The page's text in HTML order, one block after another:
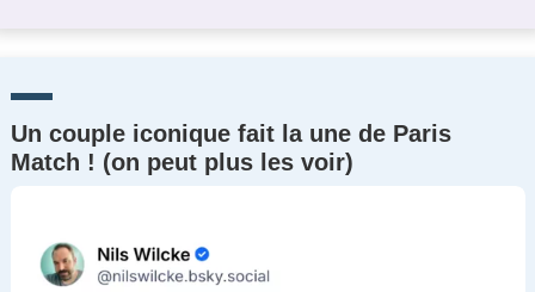
Un couple iconique fait la une de Paris
Match ! (on peut plus les voir)